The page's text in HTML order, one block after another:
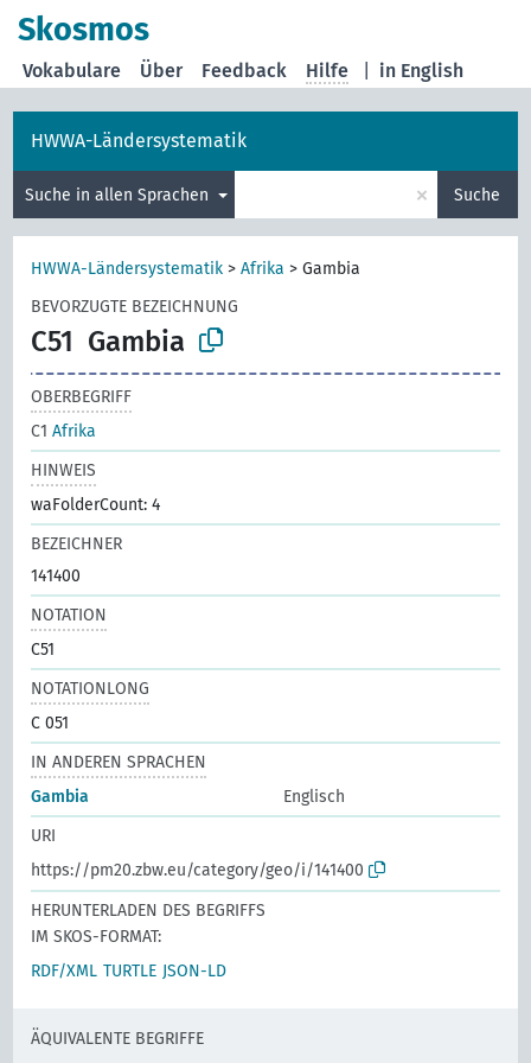
Skosmos
in English
Vokabulare Über Feedback Hilfe
HWWA-Ländersystematik
Suche in allen Sprachen × Suche
HWWA-Ländersystematik >Afrika >Gambia
BEVORZUGTE BEZEICHNUNG
C51 Gambia
OBERBEGRIFF
C1Afrika
HINWEIS
waFolderCount: 4
BEZEICHNER
141400
NOTATION
C51
NOTATIONLONG
C 051
IN ANDEREN SPRACHEN
Gambia
Englisch
URI
https://pm20.zbw.eu/category/geo/i/141400
HERUNTERLADEN DES BEGRIFFS
IM SKOS-FORMAT:
RDF/XML TURTLE JSON-LD
ÄQUIVALENTE BEGRIFFE